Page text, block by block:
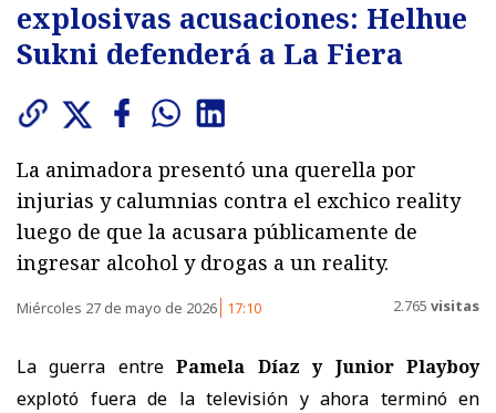
explosivas acusaciones: Helhue
Sukni defenderá a La Fiera
La animadora presentó una querella por
injurias y calumnias contra el exchico reality
luego de que la acusara públicamente de
ingresar alcohol y drogas a un reality.
Miércoles 27 de mayo de 2026 17:10 2.765 visitas
La guerra entrePamela Díaz y Junior Playboy
explotó fuera de la televisión y ahora terminó en